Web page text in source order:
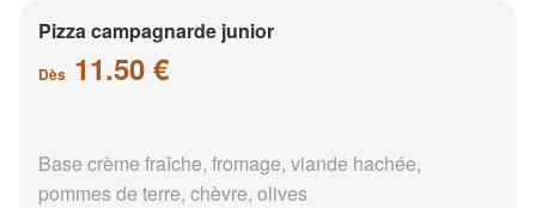
Pizza campagnarde junior
Dès 11.50 €
Base crème fraîche, fromage, viande hachée,
pommes de terre, chèvre, olives